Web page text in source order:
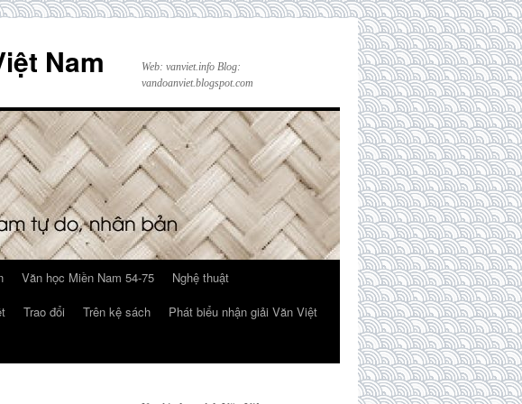
Nam
Web: vanviet.info Blog:
vandoanviet.blogspot.com
Văn học Miền Nam 54-75
Nghệ thuật
Trao đổi Trên kệ sách
Phát biểu nhận giải Văn Việt